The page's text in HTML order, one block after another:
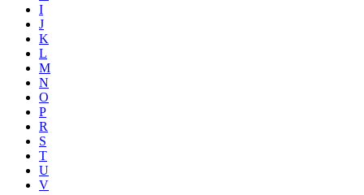
I
J
K
L
M
N
O
P
R
S
T
U
V